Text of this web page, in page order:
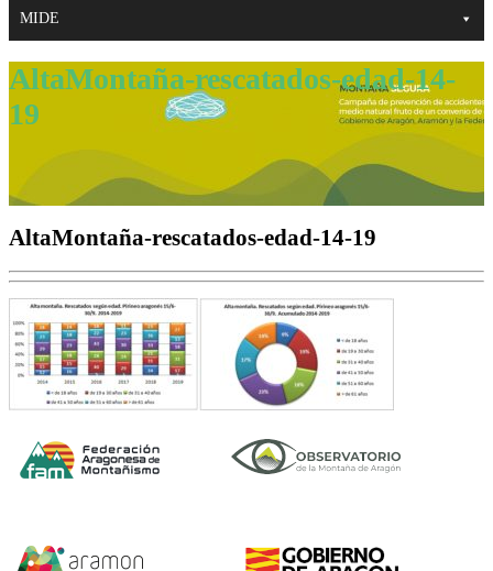
MIDE
AltaMontaña-rescatados-edad-14-
19
AltaMontaña-rescatados-edad-14-19